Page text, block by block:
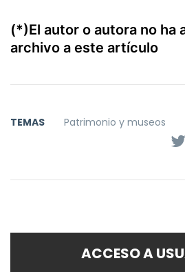
(*)El autor o autora no ha
archivo a este artículo
TEMAS Patrimonio y museos
ACCESO A